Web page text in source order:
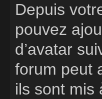
Depuis
pouvez
d’avatar
forum peut
ils sont mis